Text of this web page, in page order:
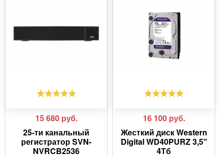
15 680 руб.
25-ти канальный
регистратор SVN-
NVRCB2536
16 100 руб.
Жесткий диск Western
Digital WD40PURZ 3,5"
4Тб